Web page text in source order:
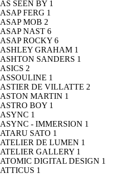
AS SEEN BY 1
ASAP FERG 1
ASAP MOB 2
ASAP NAST 6
ASAP ROCKY 6
ASHLEY GRAHAM 1
ASHTON SANDERS 1
ASICS 2
ASSOULINE 1
ASTIER DE VILLATTE 2
ASTON MARTIN 1
ASTRO BOY 1
ASYNC 1
ASYNC - IMMERSION 1
ATARU SATO 1
ATELIER DE LUMEN 1
ATELIER GALLERY 1
ATOMIC DIGITAL DESIGN 1
ATTICUS 1